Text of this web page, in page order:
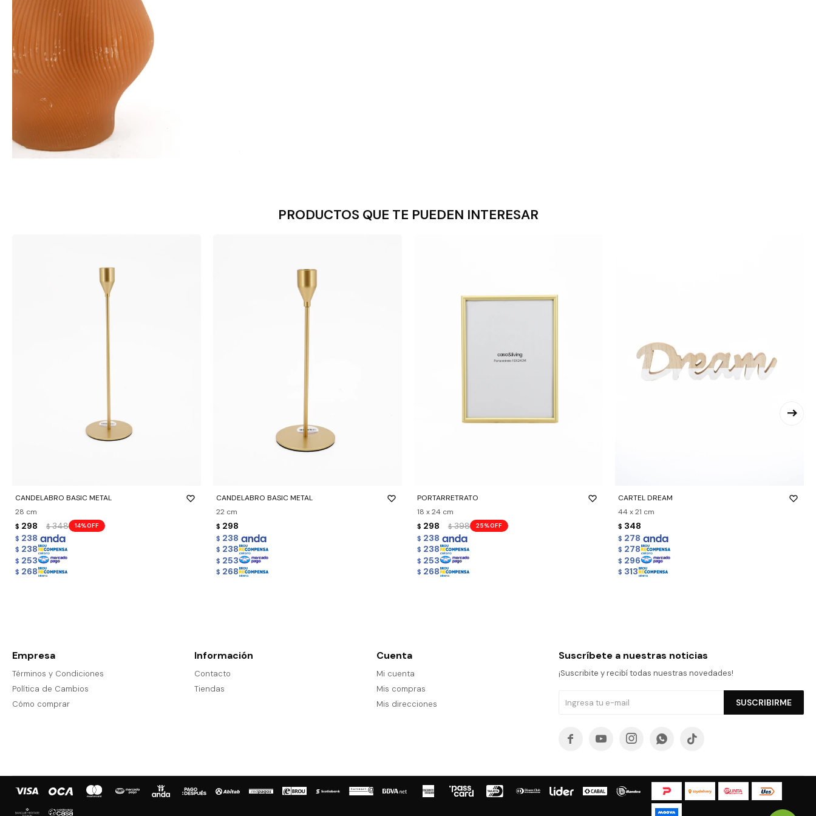
PRODUCTOS QUE TE PUEDEN INTERESAR
CANDELABRO BASIC METAL
28 cm
$ 298 $ 348 14
$ 238
$ 238
$ 253
$ 268
CANDELABRO BASIC METAL
22 cm
$ 298
$ 238
$ 238
$ 253
$ 268
PORTARRETRATO
18 x 24 cm
$ 298 $ 398 25
$ 238
$ 238
$ 253
$ 268
CARTEL DREAM
44 x 21 cm
$ 348
$ 278
$ 278
$ 296
$ 313
Empresa
Términos y Condiciones
Política de Cambios
Cómo comprar
Información
Contacto
Tiendas
Cuenta
Mi cuenta
Mis compras
Mis direcciones
Suscríbete a nuestras noticias
¡Suscribite y recibí todas nuestras novedades!
SUSCRIBIRME
    